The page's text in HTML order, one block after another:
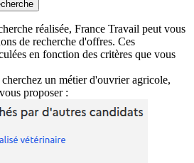
réalisée, France Travail peut vous
de recherche d'offres. Ces
en fonction des critères que vous
un métier d'ouvrier agricole,
proposer :